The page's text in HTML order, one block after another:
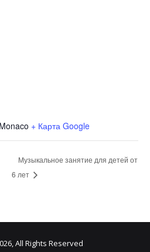
Monaco + Карта Google
Музыкальное занятие для детей от
6 лет
All Rights Reserved